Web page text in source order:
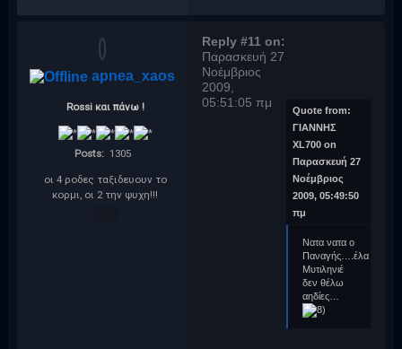
apnea_xaos
Rossi και πάνω !
Posts: 1305
οι 4 ροδες ταξιδευουν το
κορμι, οι 2 την ψυχη!!!
Reply #11 on:
Παρασκευή 27
Νοέμβριος
2009,
05:51:05 πμ
Quote from:
ΓΙΑΝΝΗΣ
XL700 on
Παρασκευή 27
Νοέμβριος
2009, 05:49:50
πμ
Νατα νατα ο
Παναγής….έλα
Μυτιληνιέ
δεν θέλω
αηδίες…